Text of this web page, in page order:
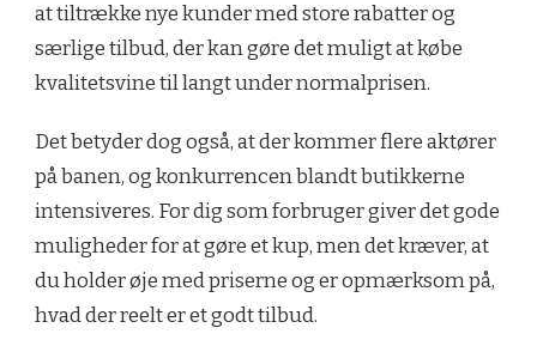
at tiltrække nye kunder med store rabatter og
særlige tilbud, der kan gøre det muligt at købe
kvalitetsvine til langt under normalprisen.
Det betyder dog også, at der kommer flere aktører
på banen, og konkurrencen blandt butikkerne
intensiveres. For dig som forbruger giver det gode
muligheder for at gøre et kup, men det kræver, at
du holder øje med priserne og er opmærksom på,
hvad der reelt er et godt tilbud.